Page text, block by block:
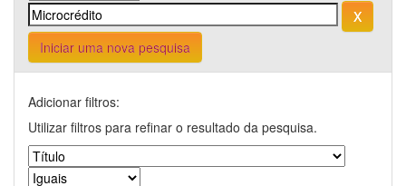
Iniciar uma nova pesquisa
Adicionar filtros:
Utilizar filtros para refinar o resultado da pesquisa.